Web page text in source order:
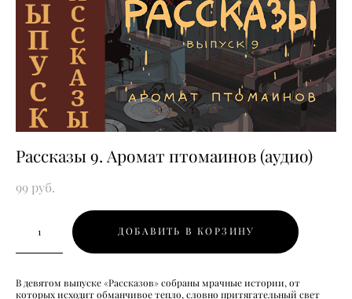
Рассказы 9. Аромат птомаинов (аудио)
99 pуб.
ДОБАВИТЬ В КОРЗИНУ
В девятом выпуске «Рассказов» собраны мрачные истории, от
которых исходит обманчивое тепло, словно притягательный свет